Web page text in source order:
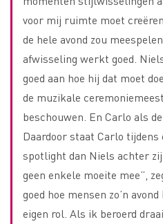
voor mij ruimte moet
de hele avond zou
afwisseling werkt goed.
goed aan hoe hij dat moet
de muzikale
beschouwen. En Carlo als
Daardoor staat Carlo tijdens
spotlight dan Niels achter
geen enkele moeite mee”,
goed hoe mensen zo’n
eigen rol. Als ik beroerd